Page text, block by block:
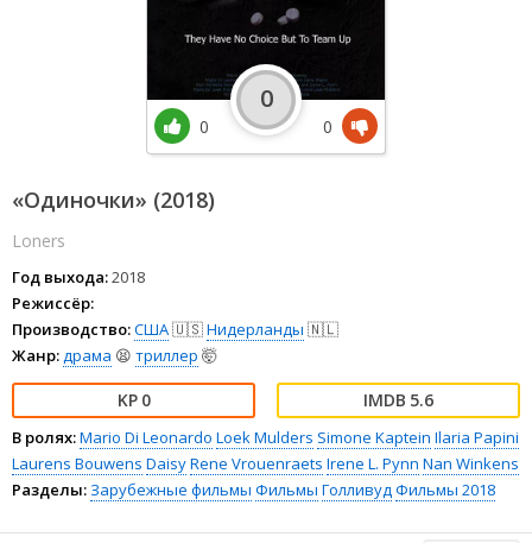
«Одиночки» (2018)
Loners
Год выхода:2018
Режиссёр:
Производство:США🇺🇸Нидерланды 🇳🇱
Жанр:драма 😫 триллер 🤯
0 5.6
В ролях:Mario Di Leonardo Loek Mulders Simone Kaptein Ilaria Papini
Laurens Bouwens DaisyRene Vrouenraets Irene L. Pynn Nan Winkens
Разделы: Зарубежные фильмы Фильмы ГолливудФильмы 2018
0
0
0